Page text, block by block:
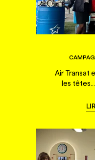
Air Transat
les